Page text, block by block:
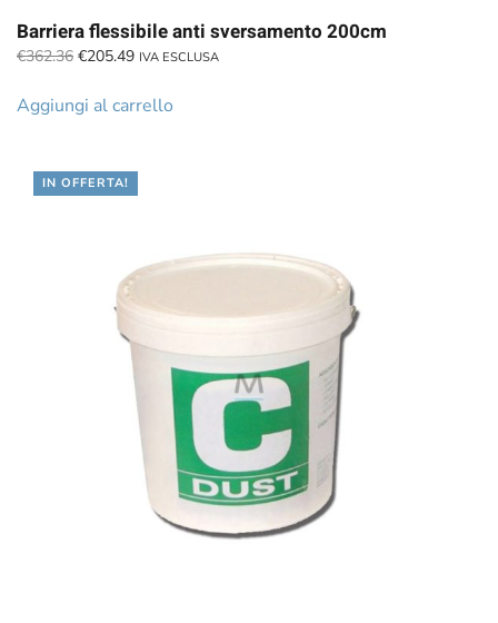
Barriera flessibile anti sversamento 200cm
€362.36 Il
originale
€205.49Il
attuale
IVA ESCLUSA
Aggiungi al carrello
IN OFFERTA!